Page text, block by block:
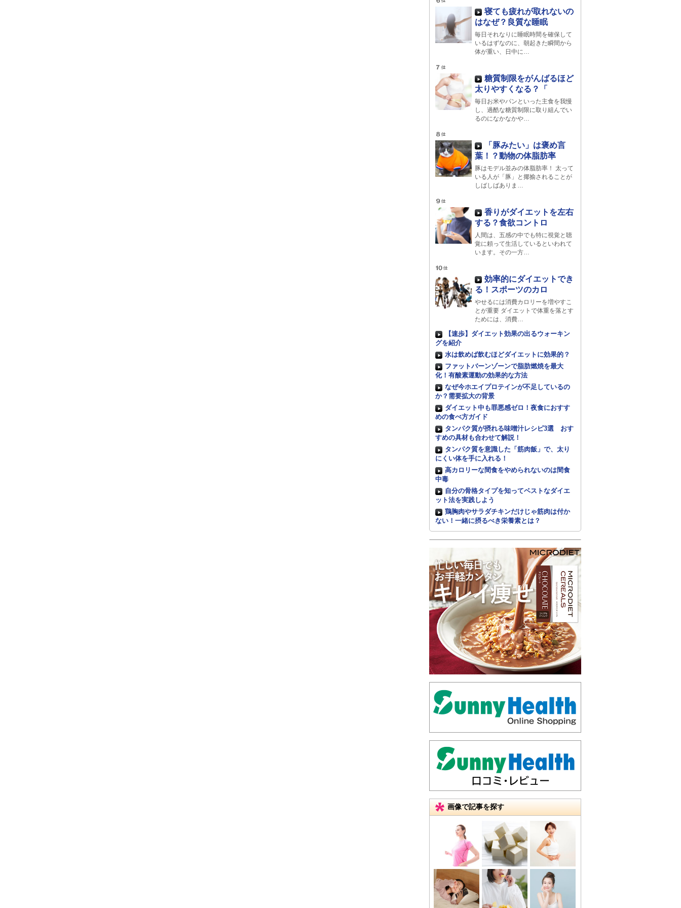
寝ても疲れが取れないの
はなぜ？良質な睡眠
毎日それなりに睡眠時間を確保して
いるはずなのに、朝起きた瞬間から
体が重い、日中に…
糖質制限をがんばるほど
太りやすくなる？「
毎日お米やパンといった主食を我慢
し、過酷な糖質制限に取り組んでい
るのになかなかや…
「豚みたい」は褒め言
葉！？動物の体脂肪率
豚はモデル並みの体脂肪率！ 太って
いる人が「豚」と揶揄されることが
しばしばありま…
香りがダイエットを左右
する？食欲コントロ
人間は、五感の中でも特に視覚と聴
覚に頼って生活しているといわれて
います。その一方…
効率的にダイエットでき
る！スポーツのカロ
やせるには消費カロリーを増やすこ
とが重要 ダイエットで体重を落とす
ためには、消費…
【速歩】ダイエット効果の出るウォーキン
グを紹介
水は飲めば飲むほどダイエットに効果的？
ファットバーンゾーンで脂肪燃焼を最大
化！有酸素運動の効果的な方法
なぜ今ホエイプロテインが不足しているの
か？需要拡大の背景
ダイエット中も罪悪感ゼロ！夜食におすす
めの食べ方ガイド
タンパク質が摂れる味噌汁レシピ3選 おす
すめの具材も合わせて解説！
タンパク質を意識した「筋肉飯」で、太り
にくい体を手に入れる！
高カロリーな間食をやめられないのは間食
中毒
自分の骨格タイプを知ってベストなダイエ
ット法を実践しよう
鶏胸肉やサラダチキンだけじゃ筋肉は付か
ない！一緒に摂るべき栄養素とは？
画像で記事を探す